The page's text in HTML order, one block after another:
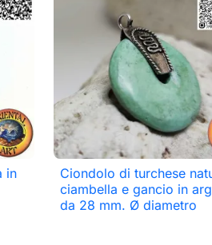
in
 Anteprima
Ciondolo di turchese
ciambella e gancio in
da 28 mm. Ø diametro